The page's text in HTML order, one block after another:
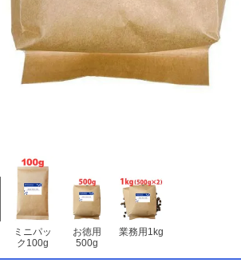
ミニパッ
ク100g
お徳用
500g
業務用1kg